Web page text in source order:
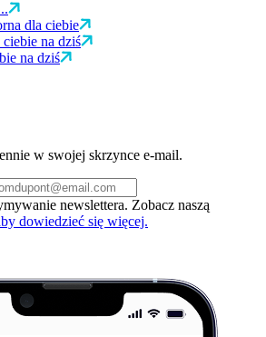
dla ciebie
na dziś
na dziś
w swojej skrzynce e-mail.
newslettera. Zobacz naszą
dowiedzieć się więcej.